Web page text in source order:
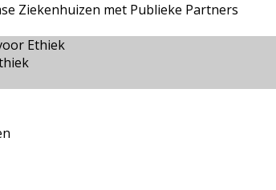
Ziekenhuizen met Publieke Partners
Ethiek